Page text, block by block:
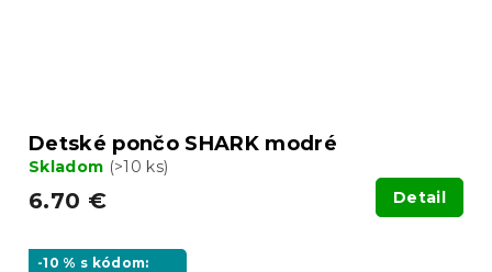
Detské pončo SHARK modré
Skladom (>10 ks)
6.70 € Detail
-10 % s kódom: